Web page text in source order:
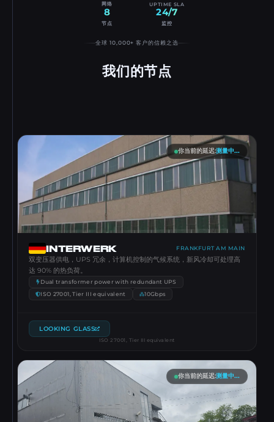
网络 UPTIME SLA
8
节点
24/7
监控
全球 10,000+ 客户的信赖之选
我们的节点
你当前的延迟:测量中...
INTERWERK FRANKFURT AM MAIN
双变压器供电，UPS 冗余，计算机控制的气候系统，新风冷却可处理高
达 90% 的热负荷。
Dual transformer power with redundant UPS
ISO 27001, Tier III equivalent
10Gbps
LOOKING GLASS
ISO 27001, Tier III equivalent
你当前的延迟:测量中...